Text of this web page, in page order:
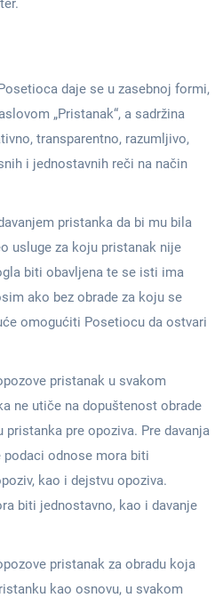
daje se u zasebnoj formi,
„Pristanak“, a sadržina
transparentno, razumljivo,
i jednostavnih reči na način
pristanka da bi mu bila
usluge za koju pristanak nije
biti obavljena te se isti ima
ako bez obrade za koju se
omogućiti Posetiocu da ostvari
pristanak u svakom
ne utiče na dopuštenost obrade
pristanka pre opoziva. Pre davanja
odnose mora biti
kao i dejstvu opoziva.
biti jednostavno, kao i davanje
pristanak za obradu koja
kao osnovu, u svakom